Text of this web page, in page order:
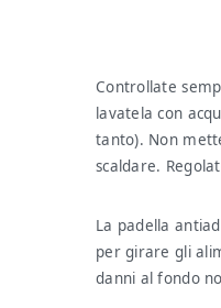
Controllate
lavatela con
tanto). Non
scaldare.
La padella
per girare gli
danni al fondo